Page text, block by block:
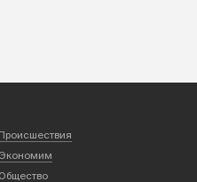
Происшествия
Экономим
Общество